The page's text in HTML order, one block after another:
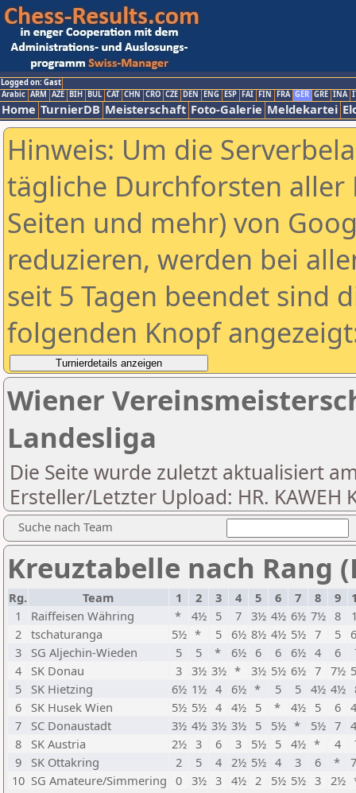
Logged on: Gast
Arabic ARM AZE BIH BUL CAT CHN CRO CZE DEN ENG ESP FAI FIN FRA GER GRE INA
Home TurnierDB Meisterschaft Foto-Galerie Meldekartei
Hinweis: Um die
tägliche Durchforsten aller
Seiten und mehr) von
reduzieren, werden bei
seit 5 Tagen beendet sind
folgenden Knopf
Wiener
Landesliga
Die Seite wurde zuletzt aktualisiert
Ersteller/Letzter Upload: HR. KAWEH
Suche nach Team
Kreuztabelle nach Rang
Rg. Team 1 2 3 4 5 6 7 8 9
1
Raiffeisen Währing * 4½ 5 7 3½ 4½ 6½ 7½ 8
2 tschaturanga 5½ * 5 6½ 8½ 4½ 5½ 7 5
3
SG Aljechin-Wieden 5 5 * 6½ 6 6 6½ 4 6
4
SK Donau 3 3½ 3½ * 3½ 5½ 6½ 7 7½
5
SK Hietzing 6½ 1½ 4 6½ * 5 5 4½ 4½
6
SK Husek Wien 5½ 5½ 4 4½ 5 * 4½ 5 6
7
SC Donaustadt 3½ 4½ 3½ 3½ 5 5½ * 5½ 7
8
SK Austria 2½ 3 6 3 5½ 5 4½ * 4
9
SK Ottakring 2 5 4 2½ 5½ 4 3 6 *
10 SG Amateure/Simmering 0 3½ 3 4½ 2 5½ 5½ 3 2½